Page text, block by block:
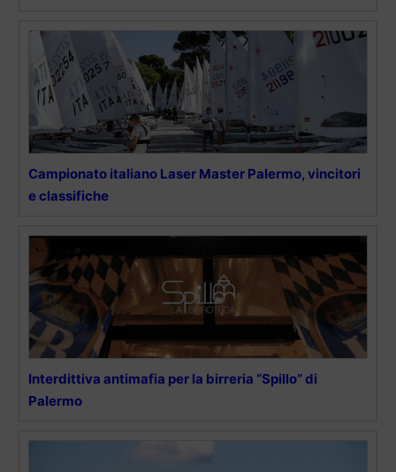
Campionato italiano Laser Master Palermo, vincitori
e classifiche
Interdittiva antimafia per la birreria “Spillo” di
Palermo